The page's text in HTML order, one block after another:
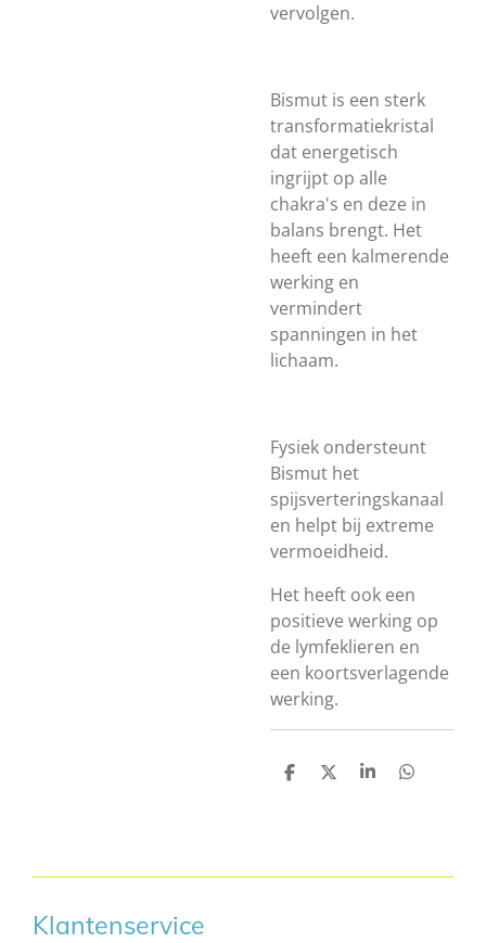
vervolgen.
Bismut is een sterk
transformatiekristal
dat energetisch
ingrijpt op alle
chakra's en deze in
balans brengt. Het
heeft een kalmerende
werking en
vermindert
spanningen in het
lichaam.
Fysiek ondersteunt
Bismut het
spijsverteringskanaal
en helpt bij extreme
vermoeidheid.
Het heeft ook een
positieve werking op
de lymfeklieren en
een koortsverlagende
werking.
D
D
S
D
Klantenservice